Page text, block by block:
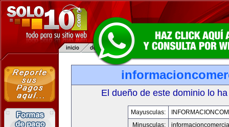
El dueño de este dominio lo
Mayusculas:
Minusculas: